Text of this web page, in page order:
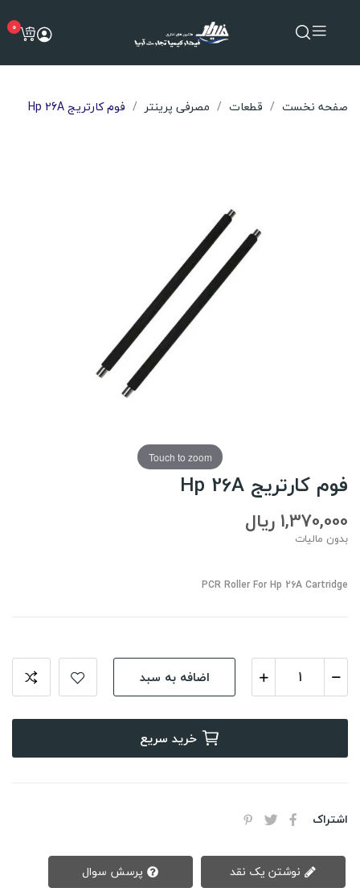
0
صفحه نخست قطعات مصرفی پرینتر فوم کارتریج Hp 26A
Touch to zoom
فوم کارتریج Hp 26A
1,370,000 ریال
بدون مالیات
PCR Roller For Hp 26A Cartridge
اضافه به سبد
خرید سریع
اشتراک